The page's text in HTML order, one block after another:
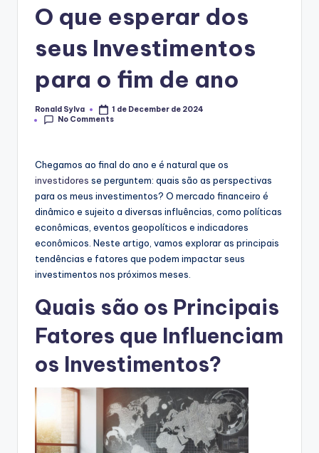
O que esperar dos
seus Investimentos
para o fim de ano
Posted
by
Ronald Sylva
1 de December de 2024
No Comments
Chegamos ao final do ano e é natural que os
investidores se perguntem: quais são as perspectivas
para os meus investimentos? O mercado financeiro é
dinâmico e sujeito a diversas influências, como políticas
econômicas, eventos geopolíticos e indicadores
econômicos. Neste artigo, vamos explorar as principais
tendências e fatores que podem impactar seus
investimentos nos próximos meses.
Quais são os Principais
Fatores que Influenciam
os Investimentos?